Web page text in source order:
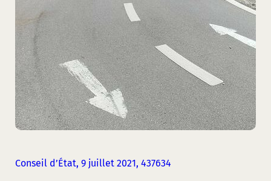
Conseil d’État, 9 juillet 2021, 437634